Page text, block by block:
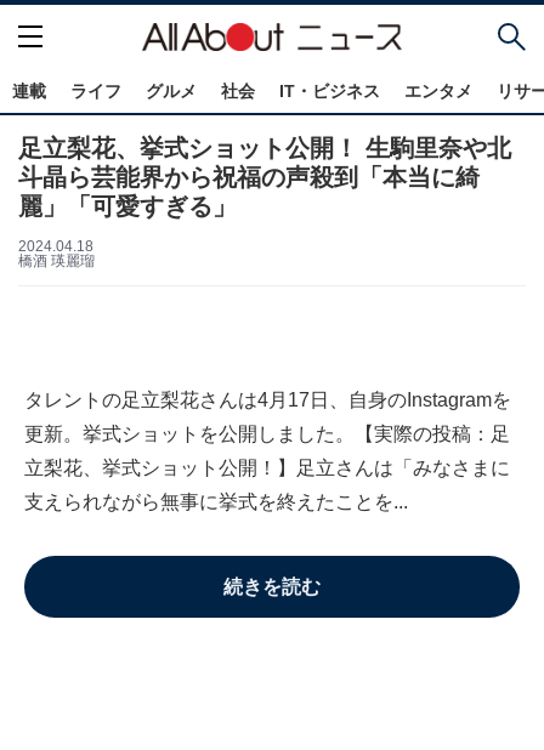
連載 ライフ グルメ 社会 IT・ビジネス エンタメ リサ
足立梨花、挙式ショット公開！ 生駒里奈や北
斗晶ら芸能界から祝福の声殺到「本当に綺
麗」「可愛すぎる」
2024.04.18
橋酒 瑛麗瑠
タレントの足立梨花さんは4月17日、自身のInstagramを
更新。挙式ショットを公開しました。【実際の投稿：足
立梨花、挙式ショット公開！】足立さんは「みなさまに
支えられながら無事に挙式を終えたことを...
続きを読む